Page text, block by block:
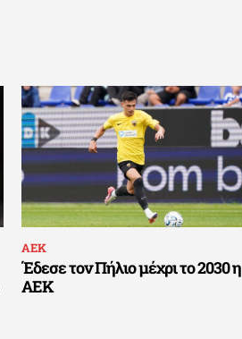
ΑΕΚ
Έδεσε τον Πήλιο μέχρι το 2030 η
ΑΕΚ